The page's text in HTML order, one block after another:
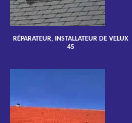
RÉPARATEUR, INSTALLATEUR DE VELUX
45